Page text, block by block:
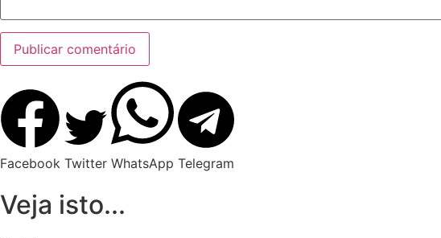
Facebook Twitter WhatsApp Telegram
Veja isto...